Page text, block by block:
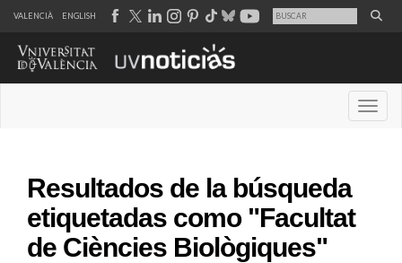
VALENCIÀ ENGLISH
Resultados de la búsqueda
etiquetadas como "Facultat
de Ciències Biològiques"